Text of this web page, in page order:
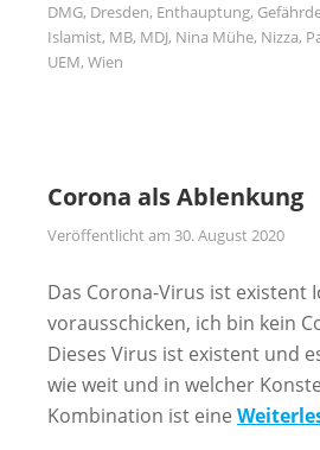
DMG, Dresden, Enthauptung,
Islamist, MB, MDJ, Nina Mühe, Nizza,
UEM, Wien
Corona als Ablenkung
Veröffentlicht am 30. August 2020
Das Corona-Virus ist existent
vorausschicken, ich bin kein
Dieses Virus ist existent und
wie weit und in welcher
Kombination ist eine